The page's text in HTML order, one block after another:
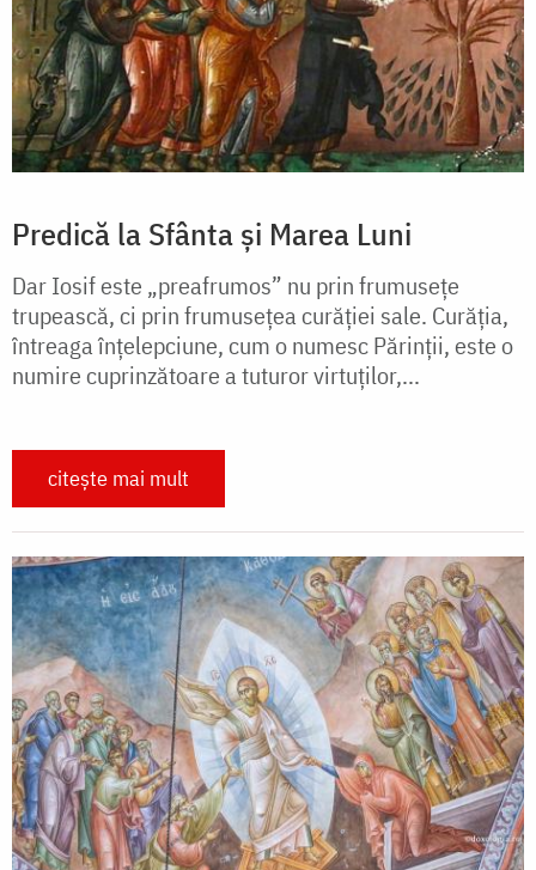
Predică la Sfânta și Marea Luni
Dar Iosif este „preafrumos” nu prin frumusețe
trupească, ci prin frumusețea curăției sale. Curăția,
întreaga înțelepciune, cum o numesc Părinții, este o
numire cuprinzătoare a tuturor virtuților,...
citește mai mult